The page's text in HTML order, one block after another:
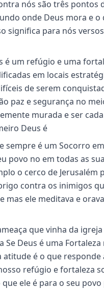
nós são três pontos
onde Deus mora e
significa para nós
é um refúgio e uma
em locais
de serem
paz e segurança no
murada e ser
Deus é
é um Socorro
povo no em todas as
o cerco de
contra os inimigos
mas ele meditava e
que vinha da
Deus é uma
é o que
refúgio e fortaleza
ele é para o seu